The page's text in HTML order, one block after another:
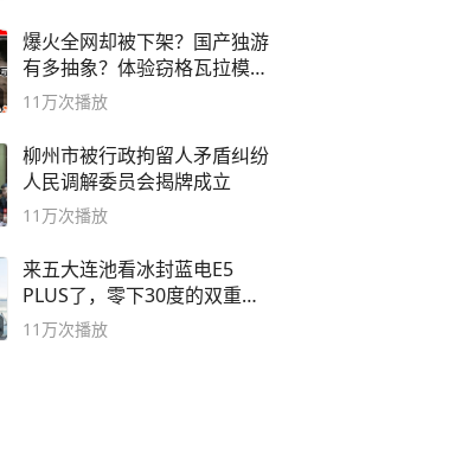
爆火全网却被下架？国产独游
有多抽象？体验窃格瓦拉模拟
器！
11万次播放
柳州市被行政拘留人矛盾纠纷
人民调解委员会揭牌成立
11万次播放
来五大连池看冰封蓝电E5
PLUS了，零下30度的双重冰
封40小时全录
11万次播放